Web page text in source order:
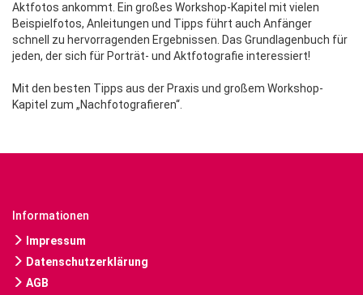
Aktfotos ankommt. Ein großes Workshop-Kapitel mit vielen
Beispielfotos, Anleitungen und Tipps führt auch Anfänger
schnell zu hervorragenden Ergebnissen. Das Grundlagenbuch für
jeden, der sich für Porträt- und Aktfotografie interessiert!
Mit den besten Tipps aus der Praxis und großem Workshop-
Kapitel zum „Nachfotografieren“.
Informationen
Impressum
Datenschutzerklärung
AGB